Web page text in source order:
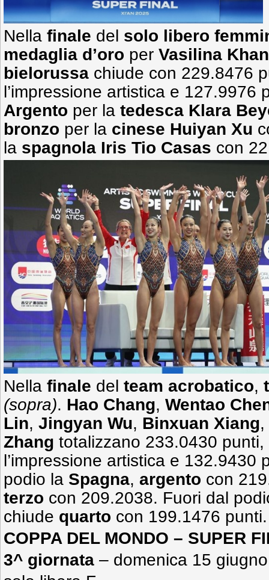
Nella finale del solo libero
medaglia d’oro per Vasilina
bielorussa chiude con 229.8476
l’impressione artistica e 127.9976
Argento per la tedesca Klara
bronzo per la cinese Huiyan Xu
la spagnola Iris Tio Casas con
Nella finale del team acrobatico,
(sopra). Hao Chang, Wentao
Lin, Jingyan Wu, Binxuan Xiang,
Zhang totalizzano 233.0430
l’impressione artistica e 132.9430
podio la Spagna, argento con
terzo con 209.2038. Fuori dal
chiude quarto con 199.1476 punti.
COPPA DEL MONDO – SUPER
3^ giornata – domenica 15